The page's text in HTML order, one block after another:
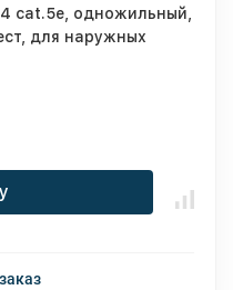
cat.5е, одножильный,
для наружных